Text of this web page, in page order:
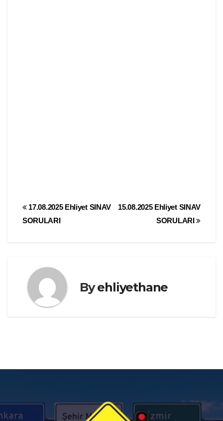
Yazı
15.08.2025 Ehliyet SINAV
SORULARI
17.08.2025 Ehliyet SINAV
SORULARI
Byehliyethane